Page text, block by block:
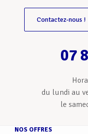
Contactez-nous !
07
du lundi au
le
NOS OFFRES